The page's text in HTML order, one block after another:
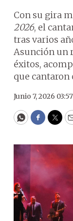
Con su gira
2026, el
tras varios
Asunción un
éxitos,
que cantaron
Junio 7, 2026
WhatsApp